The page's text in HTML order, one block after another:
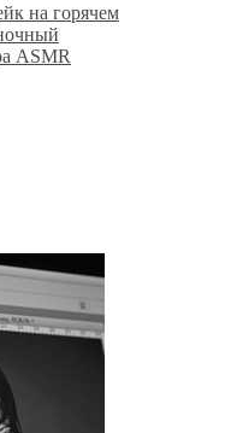
на горячем
ASMR